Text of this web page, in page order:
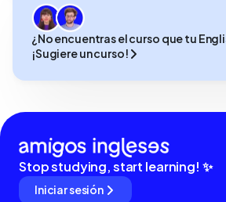
¿No encuentras el curso que tu
¡Sugiere un curso!
Stop studying, start learning! ✨
Iniciar sesión